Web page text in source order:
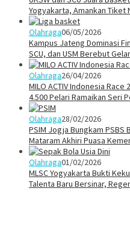
Yogyakarta, Amankan Tiket
Olahraga06/05/2026
Kampus Jateng Dominasi
SCU, dan USM Berebut Gelar
Olahraga26/04/2026
MILO ACTIV Indonesia
4.500 Pelari Ramaikan Seri
Olahraga28/02/2026
PSIM Jogja Bungkam PSBS
Mataram Akhiri Puasa
Olahraga01/02/2026
MLSC Yogyakarta Bukti
Talenta Baru Bersinar,